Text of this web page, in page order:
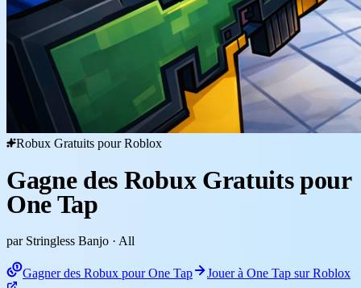
Robux Gratuits pour Roblox
Gagne des Robux Gratuits pour
One Tap
par Stringless Banjo · All
Gagner des Robux pour One Tap Jouer à One Tap sur Roblox